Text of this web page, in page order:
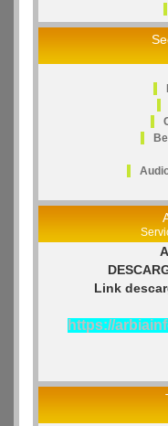
Link
https://